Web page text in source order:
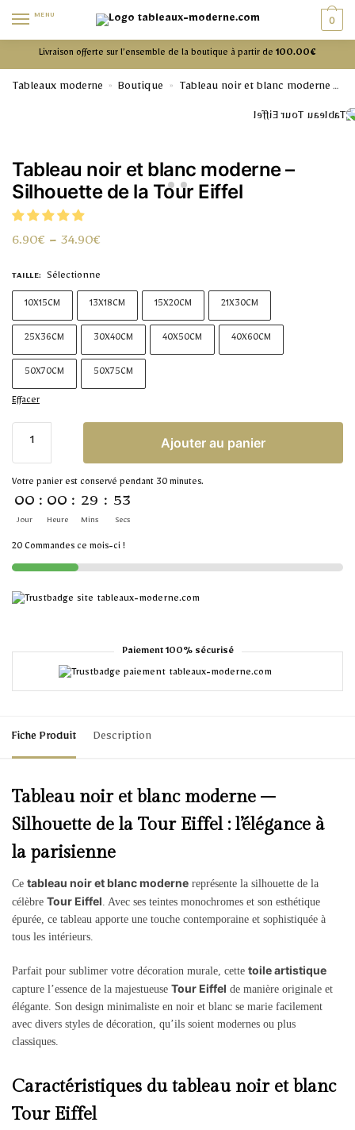
MENU 0
Livraison offerte sur l’ensemble de la boutique à partir de 100.00€
Tableaux moderne » Boutique » Tableau noir et blanc moderne
Tableau noir et blanc moderne –
Silhouette de la Tour Eiffel
6.90€ – 34.90€
TAILLE: Sélectionne
10X15CM 13X18CM 15X20CM 21X30CM
25X36CM 30X40CM 40X50CM 40X60CM
50X70CM 50X75CM
Effacer
Ajouter au panier
Votre panier est conservé pendant 30 minutes.
00
Jour
: 00
Heure
: 29
Mins
: 53
Secs
20 Commandes ce mois-ci !
Paiement 100% sécurisé
Fiche Produit Description
Tableau noir et blanc moderne –
Silhouette de la Tour Eiffel : l’élégance à
la parisienne
Ce tableau noir et blanc moderne représente la silhouette de la
célèbre Tour Eiffel. Avec ses teintes monochromes et son esthétique
épurée, ce tableau apporte une touche contemporaine et sophistiquée à
tous les intérieurs.
Parfait pour sublimer votre décoration murale, cette toile artistique
capture l’essence de la majestueuse Tour Eiffel de manière originale et
élégante. Son design minimaliste en noir et blanc se marie facilement
avec divers styles de décoration, qu’ils soient modernes ou plus
classiques.
Caractéristiques du tableau noir et blanc
Tour Eiffel